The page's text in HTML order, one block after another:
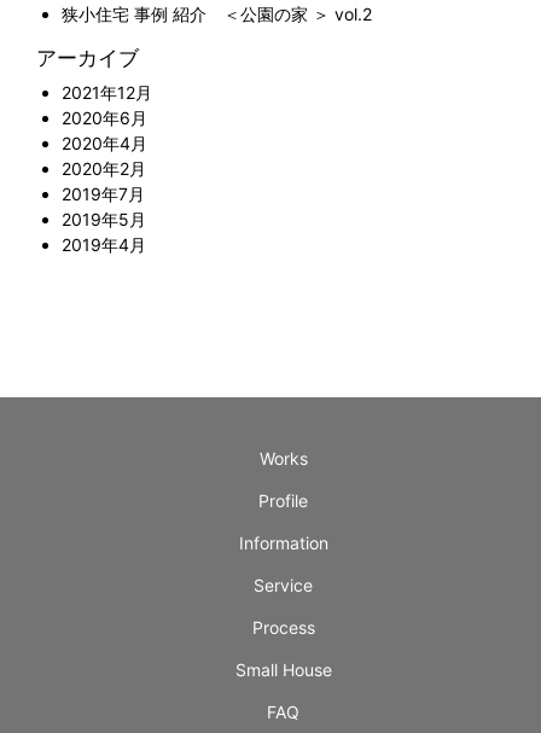
狭小住宅 事例 紹介 ＜公園の家 ＞ vol.2
アーカイブ
2021年12月
2020年6月
2020年4月
2020年2月
2019年7月
2019年5月
2019年4月
Works
Profile
Information
Service
Process
Small House
FAQ